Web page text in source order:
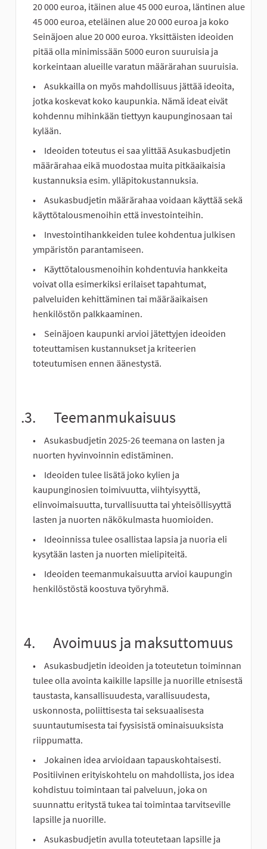
20 000 euroa, itäinen alue 45 000 euroa, läntinen alue
45 000 euroa, eteläinen alue 20 000 euroa ja koko
Seinäjoen alue 20 000 euroa. Yksittäisten ideoiden
pitää olla minimissään 5000 euron suuruisia ja
korkeintaan alueille varatun määrärahan suuruisia.
Asukkailla on myös mahdollisuus jättää ideoita,
jotka koskevat koko kaupunkia. Nämä ideat eivät
kohdennu mihinkään tiettyyn kaupunginosaan tai
kylään.
Ideoiden toteutus ei saa ylittää Asukasbudjetin
määrärahaa eikä muodostaa muita pitkäaikaisia
kustannuksia esim. ylläpitokustannuksia.
Asukasbudjetin määrärahaa voidaan käyttää sekä
käyttötalousmenoihin että investointeihin.
Investointihankkeiden tulee kohdentua julkisen
ympäristön parantamiseen.
Käyttötalousmenoihin kohdentuvia hankkeita
voivat olla esimerkiksi erilaiset tapahtumat,
palveluiden kehittäminen tai määräaikaisen
henkilöstön palkkaaminen.
Seinäjoen kaupunki arvioi jätettyjen ideoiden
toteuttamisen kustannukset ja kriteerien
toteutumisen ennen äänestystä.
.3. Teemanmukaisuus
Asukasbudjetin 2025-26 teemana on lasten ja
nuorten hyvinvoinnin edistäminen.
Ideoiden tulee lisätä joko kylien ja
kaupunginosien toimivuutta, viihtyisyyttä,
elinvoimaisuutta, turvallisuutta tai yhteisöllisyyttä
lasten ja nuorten näkökulmasta huomioiden.
Ideoinnissa tulee osallistaa lapsia ja nuoria eli
kysytään lasten ja nuorten mielipiteitä.
Ideoiden teemanmukaisuutta arvioi kaupungin
henkilöstöstä koostuva työryhmä.
4. Avoimuus ja maksuttomuus
Asukasbudjetin ideoiden ja toteutetun toiminnan
tulee olla avointa kaikille lapsille ja nuorille etnisestä
taustasta, kansallisuudesta, varallisuudesta,
uskonnosta, poliittisesta tai seksuaalisesta
suuntautumisesta tai fyysisistä ominaisuuksista
riippumatta.
Jokainen idea arvioidaan tapauskohtaisesti.
Positiivinen erityiskohtelu on mahdollista, jos idea
kohdistuu toimintaan tai palveluun, joka on
suunnattu eritystä tukea tai toimintaa tarvitseville
lapsille ja nuorille.
Asukasbudjetin avulla toteutetaan lapsille ja